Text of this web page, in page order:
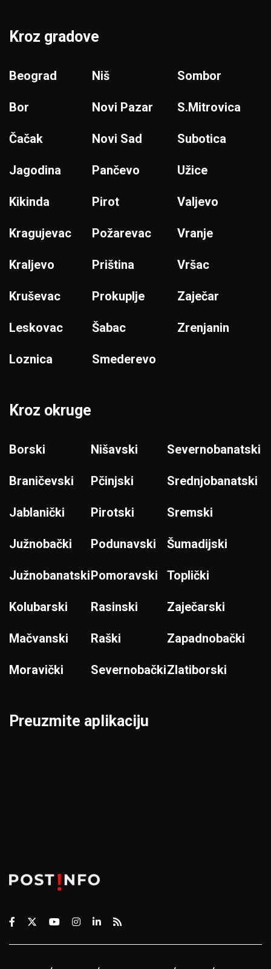
Kroz gradove
Beograd
Bor
Čačak
Jagodina
Kikinda
Kragujevac
Kraljevo
Kruševac
Leskovac
Loznica
Niš
Novi Pazar
Novi Sad
Pančevo
Pirot
Požarevac
Priština
Prokuplje
Šabac
Smederevo
Sombor
S.Mitrovica
Subotica
Užice
Valjevo
Vranje
Vršac
Zaječar
Zrenjanin
Kroz okruge
Borski
Braničevski
Jablanički
Južnobački
Južnobanatski
Kolubarski
Mačvanski
Moravički
Nišavski
Pčinjski
Pirotski
Podunavski
Pomoravski
Rasinski
Raški
Severnobački
Severnobanatski
Srednjobanatski
Sremski
Šumadijski
Toplički
Zaječarski
Zapadnobački
Zlatiborski
Preuzmite aplikaciju